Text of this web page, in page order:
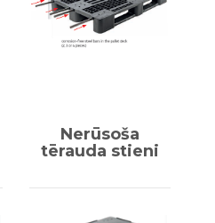
Nerūsoša
tērauda stieni